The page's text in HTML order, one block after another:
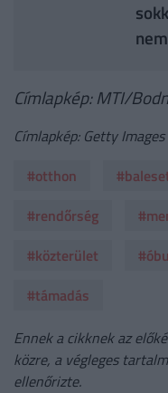
Címlapkép: MTI/
Címlapkép: Getty Images
#otthon
#rendőrség
#közterület
#támadás
Ennek a cikknek az
közre, a végleges
ellenőrizte.